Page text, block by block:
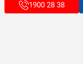
Copyright
1900 28 38